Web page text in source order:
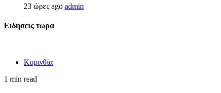
23 ώρες ago admin
Ειδησεις τωρα
Κορινθία
1 min read